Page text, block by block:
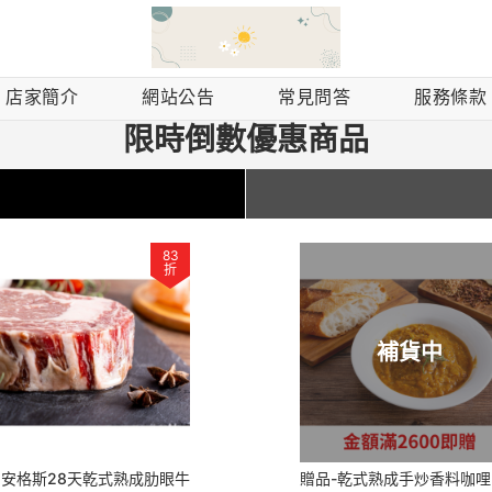
店家簡介 網站公告 常見問答 服務條款
限時倒數優惠商品
83
折
格斯28天乾式熟成肋眼牛
補貨中
贈品-乾式熟成手炒香料咖